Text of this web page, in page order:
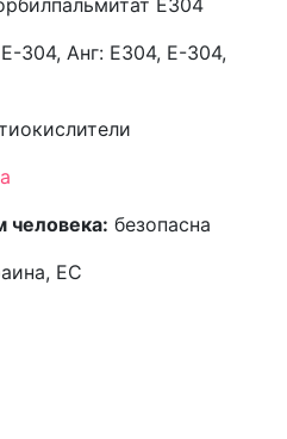
Е304
304, Анг: E304, E-304,
человека: безопасна
ЕС